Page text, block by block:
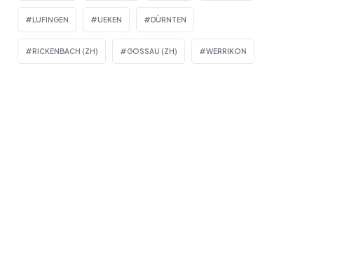
LUFINGEN UEKEN DÜRNTEN
RICKENBACH (ZH) GOSSAU (ZH) WERRIKON